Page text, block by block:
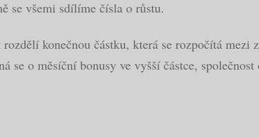
se všemi sdílíme čísla o růstu.
konečnou částku, která se rozpočítá mezi
o měsíční bonusy ve vyšší částce,